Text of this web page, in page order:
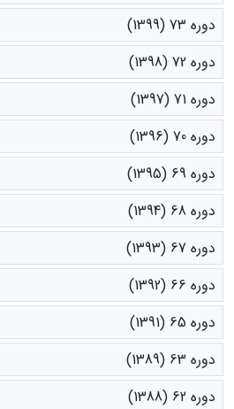
دوره 73 (1399)
دوره 72 (1398)
دوره 71 (1397)
دوره 70 (1396)
دوره 69 (1395)
دوره 68 (1394)
دوره 67 (1393)
دوره 66 (1392)
دوره 65 (1391)
دوره 63 (1389)
دوره 62 (1388)